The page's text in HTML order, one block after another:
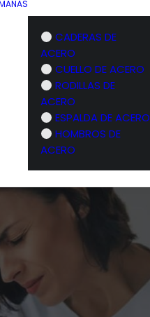
CADERAS DE
ACERO
CUELLO DE ACERO
RODILLAS DE
ACERO
ESPALDA DE ACERO
HOMBROS DE
ACERO